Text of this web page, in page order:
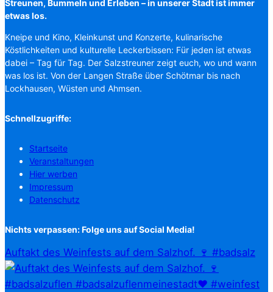
Streunen, Bummeln und Erleben – in unserer Stadt ist immer
etwas los.
Kneipe und Kino, Kleinkunst und Konzerte, kulinarische
Köstlichkeiten und kulturelle Leckerbissen: Für jeden ist etwas
dabei – Tag für Tag. Der Salzstreuner zeigt euch, wo und wann
was los ist. Von der Langen Straße über Schötmar bis nach
Lockhausen, Wüsten und Ahmsen.
Schnellzugriffe:
Startseite
Veranstaltungen
Hier werben
Impressum
Datenschutz
Nichts verpassen: Folge uns auf Social Media!
Auftakt des Weinfests auf dem Salzhof. 🍷 #badsalz